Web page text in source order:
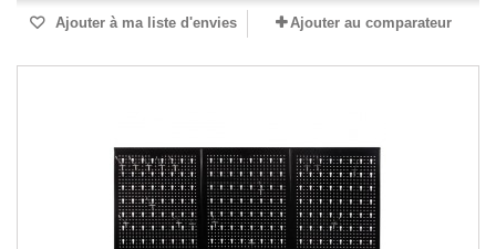
Ajouter à ma liste d'envies Ajouter au comparateur